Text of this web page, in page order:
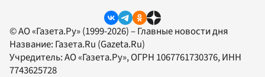
© АО «Газета.Ру» (1999-2026) – Главные новости дня
Название: Газета.Ru (Gazeta.Ru)
Учредитель:АО «Газета.Ру», ОГРН 1067761730376, ИНН
7743625728